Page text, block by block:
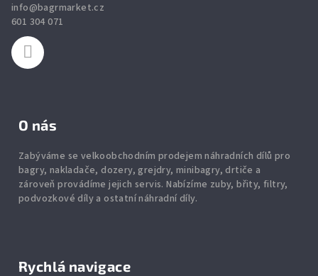
info@bagrmarket.cz
601 304 071
O nás
Zabýváme se velkoobchodním prodejem náhradních dílů pro
bagry, nakladače, dozery, grejdry, minibagry, drtiče a
zároveň provádíme jejich servis. Nabízíme zuby,břity,filtry,
podvozkové díly a ostatní náhradní díly.
Rychlá navigace